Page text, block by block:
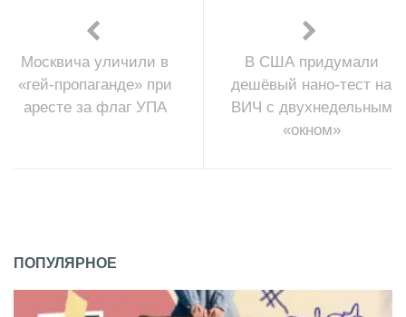
Москвича уличили в
«гей-пропаганде» при
аресте за флаг УПА
В США придумали
дешёвый нано-тест на
ВИЧ с двухнедельным
«окном»
ПОПУЛЯРНОЕ